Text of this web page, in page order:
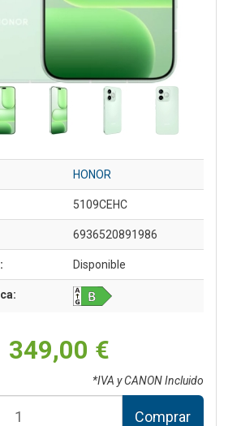
HONOR
5109CEHC
6936520891986
Disponible
349,00 €
*IVA y CANON Incluido
Comprar